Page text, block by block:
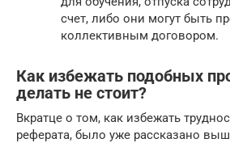
счет, либо они могут быть
коллективным договором.
Как избежать подобных
делать не стоит?
Вкратце о том, как избежать
реферата, было уже рассказано